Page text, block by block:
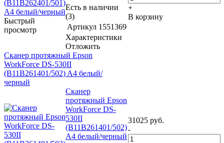
Быстрый
просмотр
Есть в наличии
(3)
Артикул 1551369
Характеристики
Отложить
+
В корзину
Сканер протяжный Epson
WorkForce DS-530II
(B11B261401/502) A4 белый/
черный
Сканер
протяжный Epson
WorkForce DS-
530II
(B11B261401/502)
A4 белый/черный
31025 руб.
-